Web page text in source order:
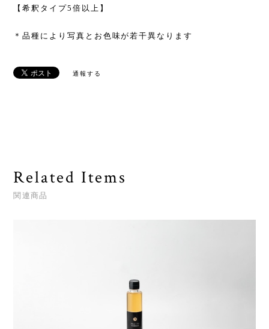
【希釈タイプ5倍以上】
＊品種により写真とお色味が若干異なります
通報する
Related Items
関連商品